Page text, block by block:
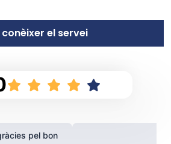
conèixer el servei
pel bon